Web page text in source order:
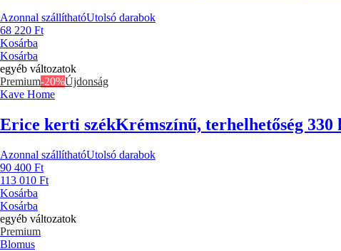
Azonnal szállíthatóUtolsó darabok
68 220 Ft
Kosárba
Kosárba
egyéb változatok
Premium-20%Újdonság
Kave Home
Erice kerti székKrémszínű, terhelhetőség 330
Azonnal szállíthatóUtolsó darabok
90 400 Ft
113 010 Ft
Kosárba
Kosárba
egyéb változatok
Premium
Blomus